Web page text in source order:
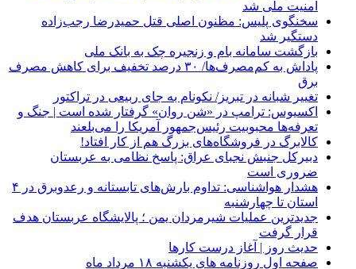
امنیت ملی شد
سخنگوی پلیس: مظنون اصلی قتل حمیدرضا رجب‌زاده
دستگیر شد
بازگشت سامانه بام و زنجیره چک به بانک ملی
پاداش به کم‌مصرف‌ها/ ۳۰ درصد تخفیف برای کاهش مصرف
برق
تغییر شبانه در تبریز/ نکونام به جای ربیعی در تراکتور
اکسیوس: ترامپ در «شن روان» گرفتار شده است | جنگ و
تعرفه‌ها محبوبیت رئیس‌جمهور آمریکا را می‌بلعند
کالابرگ در فروشگاه‌های بزرگ هم از کار افتاد!
دبیرکل جنبش نجبای عراق: پاسخ نظامی به عربستان
ضروری است
هشدار هواشناسی: تداوم بارش‌های تابستانه و رعدوبرق در ۴
استان تا چهارشنبه
جدیدترین عملیات شیرمردان یمن ؛ پالایشگاه عربستان هدف
قرار گرفت
حدیث روز | آغاز درست کارها
صفحه اول روزنامه‌ های یکشنبه ۱۸ مرداد ماه